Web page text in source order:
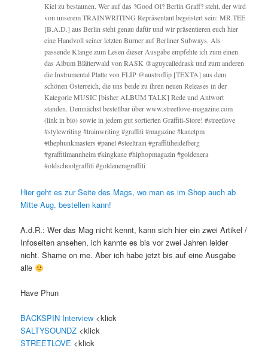
Kiel zu bestaunen. Wer auf das ?Good Ol? Berlin Graff? steht, der wird
von unserem TRAINWRITING Repräsentant begeistert sein: MR.TEE
[B.A.D.] aus Berlin steht genau dafür und wir präsentieren euch hier
eine Handvoll seiner letzten Burner auf Berliner Subways. Als
passende Klänge zum Lesen dieser Ausgabe empfehle ich zum einen
das Album Blätterwald von RASK @aguycalledrask und zum anderen
die Instrumental Platte von FLIP @austroflip [TEXTA] aus dem
schönen Österreich, die uns beide zu ihren neuen Releases in der
Kategorie MUSIC [bisher ALBUM TALK] Rede und Antwort
standen. Demnächst bestellbar über www.streetlove-magazine.com
(link in bio) sowie in jedem gut sortierten Graffiti-Store! #streetlove
#stylewriting #trainwriting #graffiti #magazine #kanetpm
#thephunkmasters #panel #steeltrain #graffitiheidelberg
#graffitimannheim #kingkane #hiphopmagazin #goldenera
#oldschoolgraffiti #goldeneragraffiti
Hier geht es zur Seite des Mags, wo man es im Shop auch ab
Mitte Aug. bestellen kann!
A.d.R.: Wer das Mag nicht kennt, kann sich hier ein zwei Artikel /
Infoseiten ansehen, ich kannte es bis vor zwei Jahren leider
nicht. Shame on me. Aber ich habe jetzt bis auf eine Ausgabe
alle
Have Phun
BACKSPIN Interview <klick
SALTYSOUNDZ <klick
STREETLOVE <klick